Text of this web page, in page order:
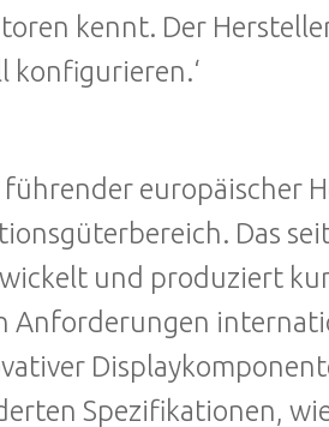
kennt. Der
konfigurieren.‘
führender europäischer
Das
und produziert
Anforderungen
Spezifikationen,